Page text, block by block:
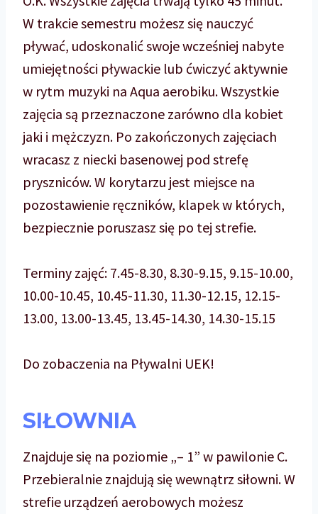
W trakcie semestru możesz się nauczyć
pływać, udoskonalić swoje wcześniej nabyte
umiejętności pływackie lub ćwiczyć aktywnie
w rytm muzyki na Aqua aerobiku. Wszystkie
zajęcia są przeznaczone zarówno dla kobiet
jaki i mężczyzn. Po zakończonych zajęciach
wracasz z niecki basenowej pod strefę
pryszniców. W korytarzu jest miejsce na
pozostawienie ręczników, klapek w których,
bezpiecznie poruszasz się po tej strefie.
Terminy zajęć: 7.45-8.30, 8.30-9.15, 9.15-10.00,
10.00-10.45, 10.45-11.30, 11.30-12.15, 12.15-
13.00, 13.00-13.45, 13.45-14.30, 14.30-15.15
Do zobaczenia na Pływalni UEK!
SIŁOWNIA
Znajduje się na poziomie „– 1” w pawilonie C.
Przebieralnie znajdują się wewnątrz siłowni. W
strefie urządzeń aerobowych możesz